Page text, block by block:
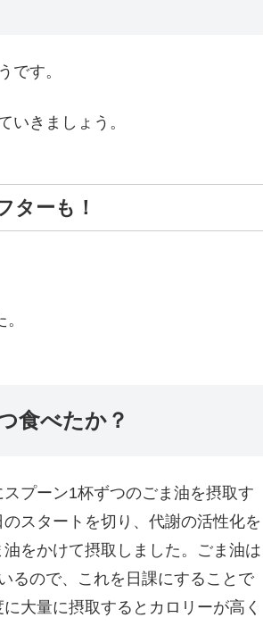
です。
いきましょう。
ターも！
食べたか？
プーン1杯ずつのごま油を摂取す
スタートを切り、代謝の活性化を
をかけて摂取しました。ごま油は
るので、これを日課にすることで
大量に摂取するとカロリーが高く